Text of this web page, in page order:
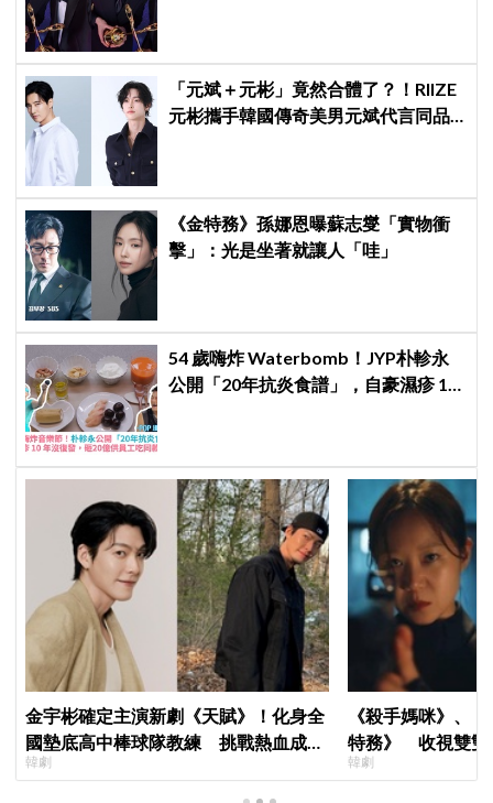
「元斌＋元彬」竟然合體了？！RIIZE
元彬攜手韓國傳奇美男元斌代言同品
《金特務》孫娜恩曝蘇志燮「實物衝
擊」：光是坐著就讓人「哇」
54 歲嗨炸 Waterbomb！JYP朴軫永
公開「20年抗炎食譜」，自豪濕疹 10
金宇彬確定主演新劇《天賦》！化身全
國墊底高中棒球隊教練 挑戰熱血成長
劇
韓劇
《殺手媽咪》、
特務》 收視雙雙
高！
韓劇